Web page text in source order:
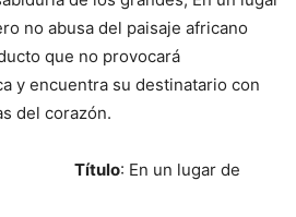
no abusa del paisaje africano
que no provocará
y encuentra su destinatario con
del corazón.
Título: En un lugar de